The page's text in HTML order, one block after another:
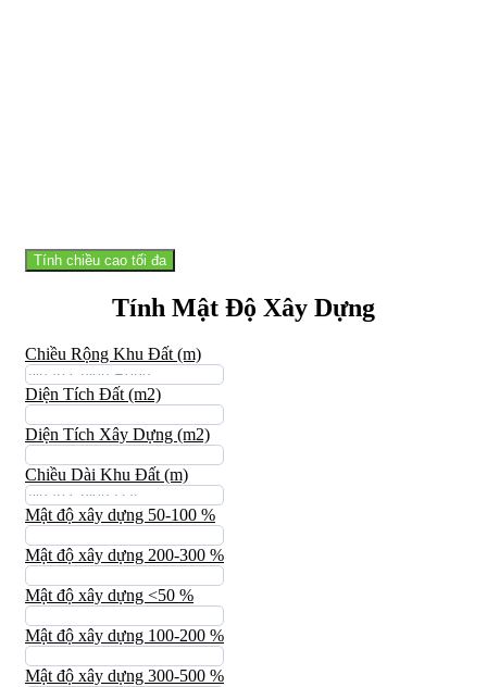
Tính chiều cao tối đa
Tính Mật Độ Xây Dựng
Chiều Rộng Khu Đất (m)
Diện Tích Đất (m2)
Diện Tích Xây Dựng (m2)
Chiều Dài Khu Đất (m)
Mật độ xây dựng 50-100 %
Mật độ xây dựng 200-300 %
Mật độ xây dựng <50 %
Mật độ xây dựng 100-200 %
Mật độ xây dựng 300-500 %